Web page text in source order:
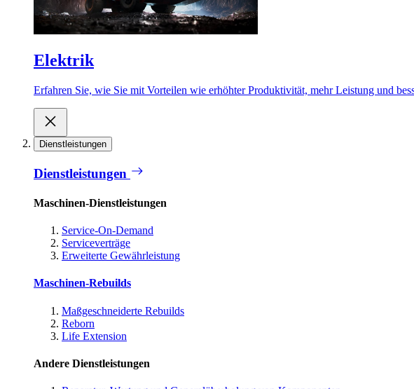
Elektrik
Erfahren Sie, wie Sie mit Vorteilen wie erhöhter Produktivität, mehr Leistung und
Dienstleistungen
Dienstleistungen
Maschinen-Dienstleistungen
Service-On-Demand
Serviceverträge
Erweiterte Gewährleistung
Maschinen-Rebuilds
Maßgeschneiderte Rebuilds
Reborn
Life Extension
Andere Dienstleistungen